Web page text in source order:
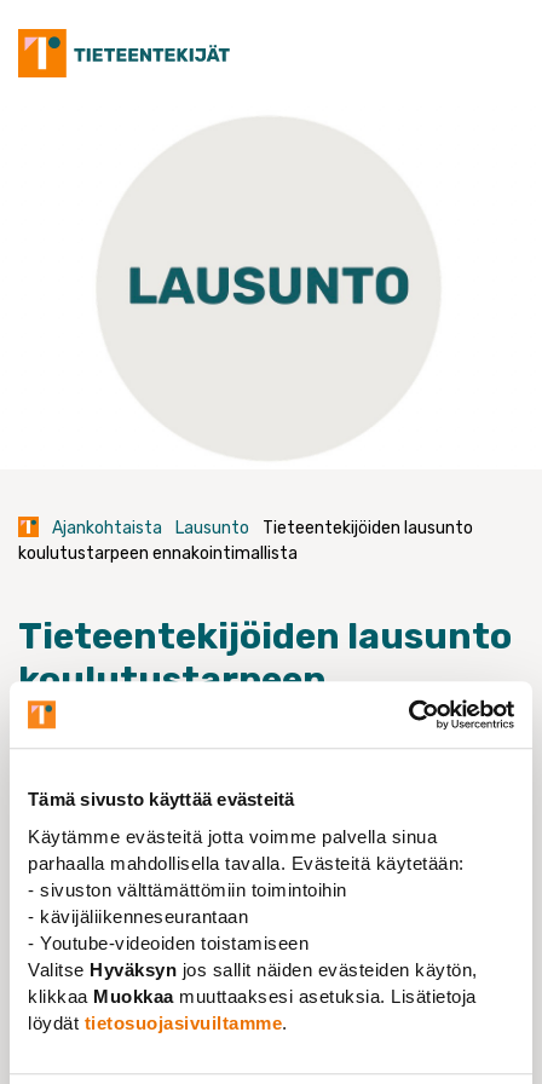
Tämä sivusto käyttää evästeitä
Käytämme evästeitä jotta voimme palvella sinua
parhaalla mahdollisella tavalla. Evästeitä käytetään:
- sivuston välttämättömiin toimintoihin
- kävijäliikenneseurantaan
- Youtube-videoiden toistamiseen
Valitse Hyväksyn jos sallit näiden evästeiden käytön,
klikkaa Muokkaamuuttaaksesi asetuksia. Lisätietoja
löydät tietosuojasivuiltamme.
content
Ajankohtaista Lausunto
Tieteentekijöiden lausunto
koulutustarpeen ennakointimallista
Tieteentekijöiden lausunto
koulutustarpeen
ennakointimallista
Kiitämme työryhmää koulutuksen ennakointimallin
laatimisesta. Ennakointimalli on hyvä työkalu
etenkin lähitulevaisuuden koulutustarpeen
hahmottamiseen, mutta sitä ei tule käyttää yksinään
määrittämään sitä, mille aloille ja miten paljon
tulevaisuudessa koulutetaan. Etenkin pidemmän
aikavälin suunnittelussa ennakointimalliin liittyy useita
epävarmuuksia ja vajavaisuuksia – minkä
työryhmäkin raportissaan toki tunnistaa.